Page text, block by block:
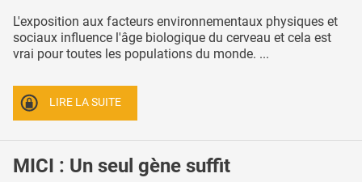
L'exposition aux facteurs environnementaux physiques et
sociaux influence l'âge biologique du cerveau et cela est
vrai pour toutes les populations du monde. ...
LIRE LA SUITE
MICI : Un seul gène suffit